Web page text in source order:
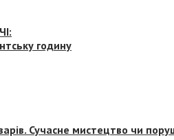
годину
Сучасне мистецтво чи